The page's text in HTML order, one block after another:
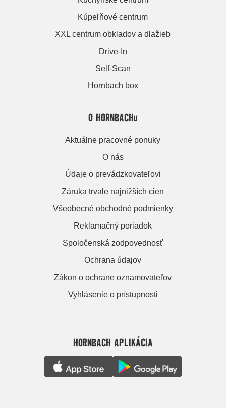
Kúpeľňové centrum
XXL centrum obkladov a dlažieb
Drive-In
Self-Scan
Hornbach box
O HORNBACHu
Aktuálne pracovné ponuky
O nás
Údaje o prevádzkovateľovi
Záruka trvale najnižších cien
Všeobecné obchodné podmienky
Reklamačný poriadok
Spoločenská zodpovednosť
Ochrana údajov
Zákon o ochrane oznamovateľov
Vyhlásenie o prístupnosti
HORNBACH APLIKÁCIA